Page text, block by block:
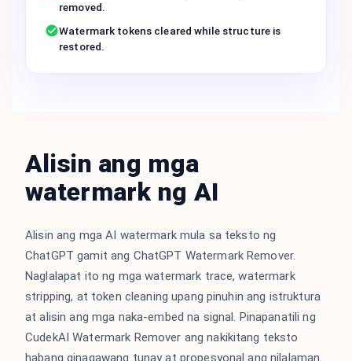
removed.
Watermark tokens cleared while structure is
restored.
Alisin ang mga
watermark ng AI
Alisin ang mga AI watermark mula sa teksto ng
ChatGPT gamit ang ChatGPT Watermark Remover.
Naglalapat ito ng mga watermark trace, watermark
stripping, at token cleaning upang pinuhin ang istruktura
at alisin ang mga naka-embed na signal. Pinapanatili ng
CudekAI Watermark Remover ang nakikitang teksto
habang ginagawang tunay at propesyonal ang nilalaman.